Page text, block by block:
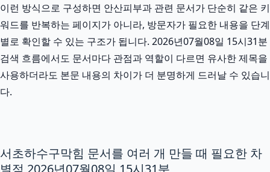
이런 방식으로 구성하면 안산피부과 관련 문서가 단순히 같은 키
워드를 반복하는 페이지가 아니라, 방문자가 필요한 내용을 단계
별로 확인할 수 있는 구조가 됩니다. 2026년07월08일 15시31분
검색 흐름에서도 문서마다 관점과 역할이 다르면 유사한 제목을
사용하더라도 본문 내용의 차이가 더 분명하게 드러날 수 있습니
다.
서초하수구막힘 문서를 여러 개 만들 때 필요한 차
별점 2026년07월08일 15시31분